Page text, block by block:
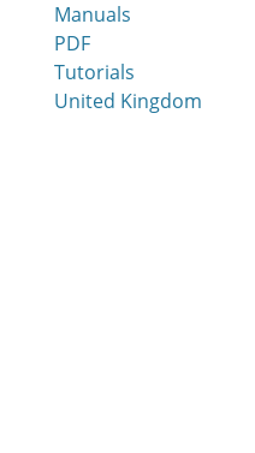
Manuals
PDF
Tutorials
United Kingdom